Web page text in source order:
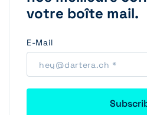
votre boîte mail.
E-Mail